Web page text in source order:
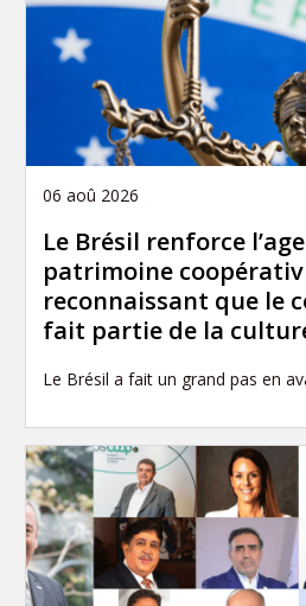
06 aoû 2026
Le Brésil renforce
patrimoine
reconnaissant que le
fait partie de la
Le Brésil a fait un grand pas en